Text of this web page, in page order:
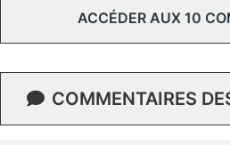
ACCÉDER AUX 10
COMMENTAIRES